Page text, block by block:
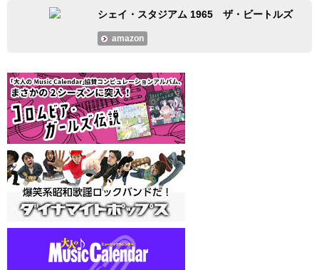
シェイ・スタジアム 1965 ザ・ビートルズ
amazon